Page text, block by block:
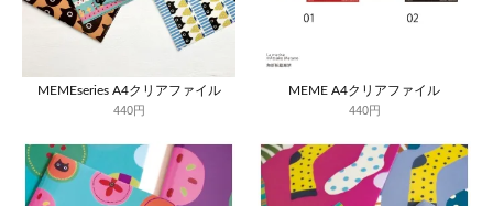
MEMEseries A4クリアファイル
440円
MEME A4クリアファイル
440円